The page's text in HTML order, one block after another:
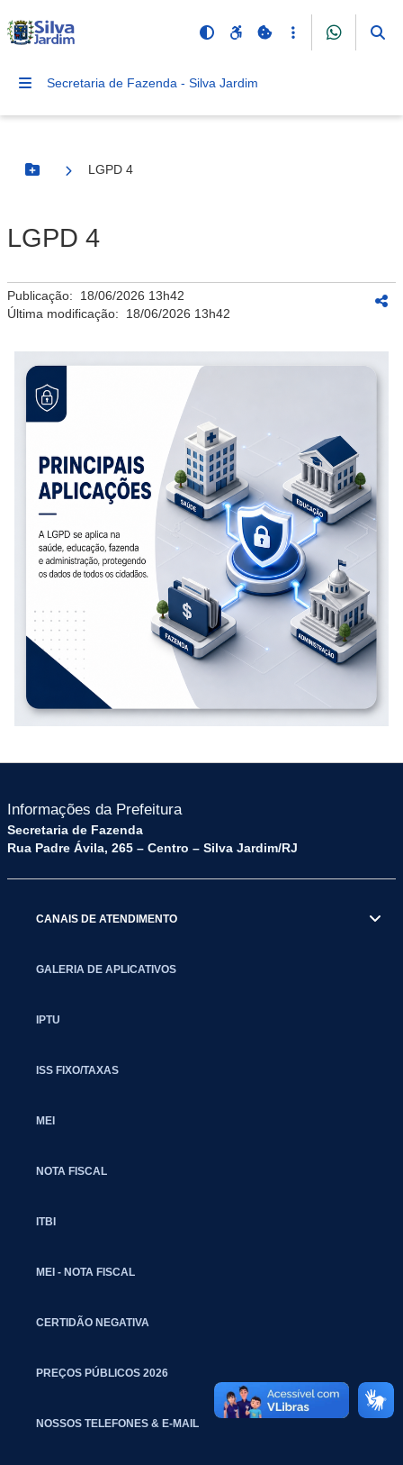
Secretaria de Fazenda - Silva Jardim
Botão Menu
LGPD 4
LGPD 4
Publicação: 18/06/2026 13h42
Última modificação: 18/06/2026 13h42
Informações da Prefeitura
Secretaria de Fazenda
Rua Padre Ávila, 265 – Centro – Silva Jardim/RJ
CANAIS DE ATENDIMENTO
GALERIA DE APLICATIVOS
IPTU
ISS FIXO/TAXAS
MEI
NOTA FISCAL
ITBI
MEI - NOTA FISCAL
CERTIDÃO NEGATIVA
PREÇOS PÚBLICOS 2026
NOSSOS TELEFONES & E-MAIL